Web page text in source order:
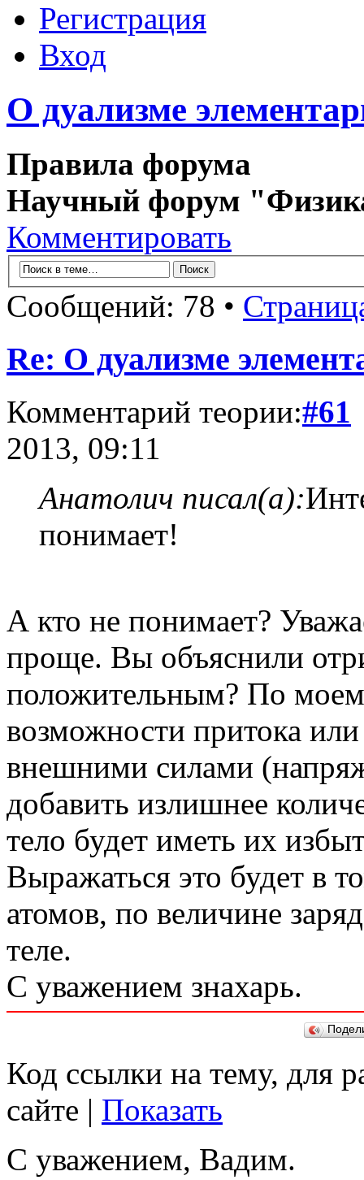
Регистрация
Вход
О дуализме
Правила форума
Научный форум
Комментировать
Сообщений: 78 •
Re: О дуализме
Комментарий теории:#61
2013, 09:11
Анатолич писал(а):
понимает!
А кто не понимает?
проще. Вы объяснили
положительным? По
возможности притока
внешними силами
добавить излишнее
тело будет иметь их
Выражаться это будет в
атомов, по величине
теле.
С уважением знахарь.
Код ссылки на тему, для
сайте | Показать
С уважением, Вадим.